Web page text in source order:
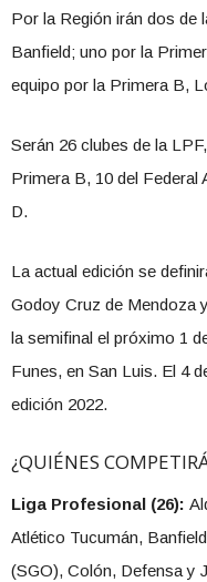
Por la Región irán dos de
Banfield; uno por la
equipo por la Primera B,
Serán 26 clubes de la
Primera B, 10 del Federal
D.
La actual edición se
Godoy Cruz de Mendoza
la semifinal el próximo 1
Funes, en San Luis. El 4
edición 2022.
¿QUIÉNES
Liga Profesional (26):
Atlético Tucumán,
(SGO), Colón, Defensa y